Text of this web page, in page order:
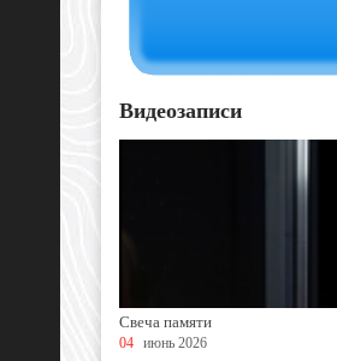
Видеозаписи
Свеча памяти
04 июнь 2026